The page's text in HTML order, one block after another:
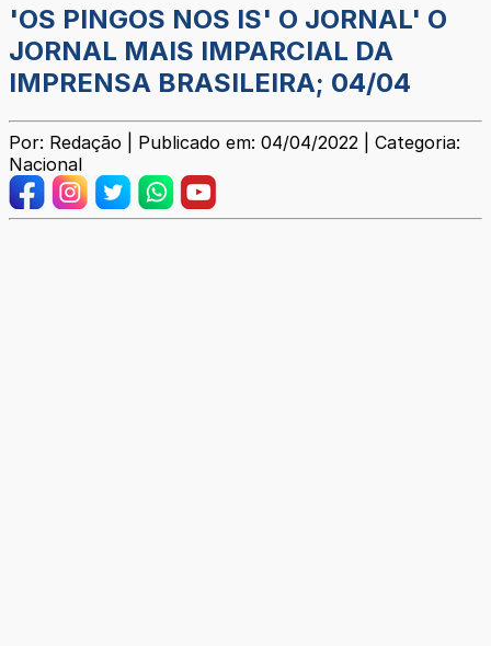
'OS PINGOS NOS IS' O JORNAL' O
JORNAL MAIS IMPARCIAL DA
IMPRENSA BRASILEIRA; 04/04
Por: Redação | Publicado em: 04/04/2022 | Categoria:
Nacional